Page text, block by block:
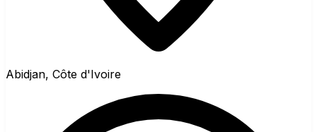
Abidjan, Côte d'Ivoire